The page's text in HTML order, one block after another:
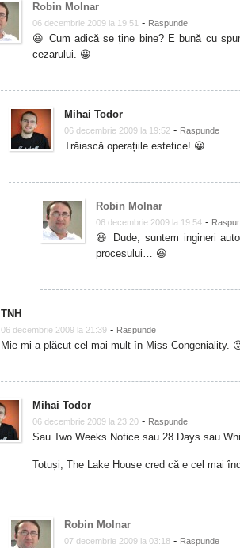
Robin Molnar
06 decembrie 2009 la 19:51 - Raspunde
😆 Cum adică se ține bine? E bună cu
cezarului. 😀
Mihai Todor
06 decembrie 2009 la 19:52 - Raspunde
Trăiască operațiile estetice! 😀
Robin Molnar
06 decembrie 2009 la 19:54 -
😆 Dude, suntem ingineri
procesului… 😆
TNH
06 decembrie 2009 la 21:39 - Raspunde
Mie mi-a plăcut cel mai mult în Miss Congeniality.
Mihai Todor
06 decembrie 2009 la 23:20 - Raspunde
Sau Two Weeks Notice sau 28 Days sau
Totuși, The Lake House cred că e cel mai
Robin Molnar
07 decembrie 2009 la 03:18 - Raspunde